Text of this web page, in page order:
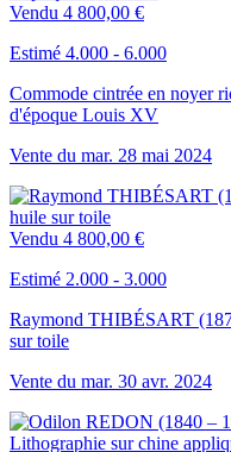
Vendu 4 800,00 €
Estimé 4.000 - 6.000
Commode cintrée en noyer
d'époque Louis XV
Vente du mar. 28 mai 2024
Vendu 4 800,00 €
Estimé 2.000 - 3.000
Raymond THIBÉSART
sur toile
Vente du mar. 30 avr. 2024